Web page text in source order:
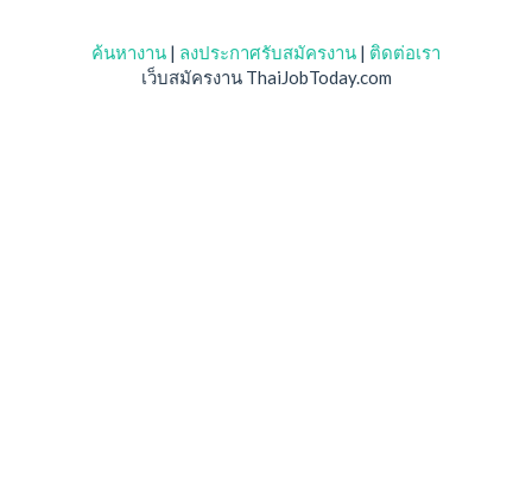
ค้นหางาน | ลงประกาศรับสมัครงาน | ติดต่อเรา
เว็บสมัครงาน ThaiJobToday.com